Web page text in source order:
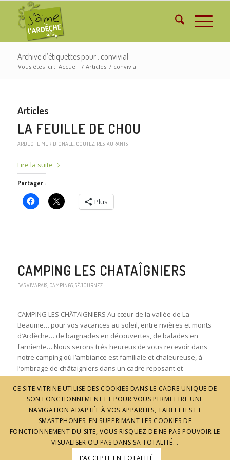
Archive d’étiquettes pour : convivial
Vous êtes ici : Accueil / Articles / convivial
Articles
LA FEUILLE DE CHOU
ARDÈCHE MÉRIDIONALE, GOÛTEZ, RESTAURANTS
Lire la suite
Partager :
Plus
CAMPING LES CHATAÎGNIERS
BAS VIVARAIS, CAMPINGS, SÉJOURNEZ
CAMPING LES CHÂTAIGNIERS Au cœur de la vallée de La
Beaume… pour vos vacances au soleil, entre rivières et monts
d’Ardèche… de baignades en découvertes, de balades en
farniente… Nous serons très heureux de vous recevoir dans
notre camping où l’ambiance est familiale et chaleureuse, à
l’ombrage de châtaigniers dans un cadre reposant et
Partager :
Plus
CE SITE VITRINE UTILISE DES COOKIES DANS LE CADRE UNIQUE DE
SON FONCTIONNEMENT ET POUR VOUS PERMETTRE UNE
NAVIGATION ADAPTÉE À VOS APPAREILS, TABLETTES ET
SMARTPHONES. EN SUPPRIMANT LES COOKIES DE
FONCTIONNEMENT DU SITE, VOUS RISQUEZ DE NE PAS POUVOIR LE
VISUALISER OU PAS DANS SA TOTALITÉ. .